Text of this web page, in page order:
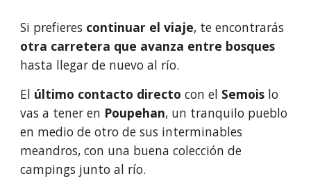
Si prefieres continuar el viaje
hasta llegar de nuevo al río.
El último contacto directo con el Semois lo
vas a tener en Poupehan, un tranquilo pueblo
en medio de otro de sus interminables
meandros, con una buena colección de
campings junto al río.